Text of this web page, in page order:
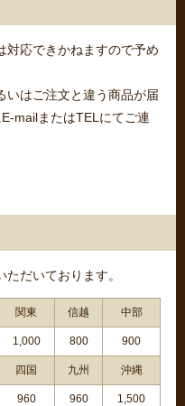
対応できかねますので予め
いはご注文と違う商品が届
mailまたはTELにてご連
だいております。
関東 信越 中部
1,000 800 900
四国 九州 沖縄
960 960 1,500